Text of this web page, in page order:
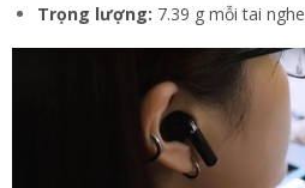
Trọng lượng: 7.39 g mỗi tai nghe